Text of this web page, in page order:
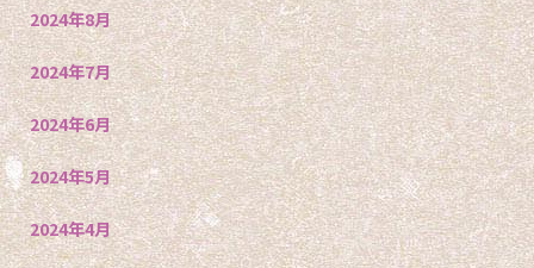
2024年8月
2024年7月
2024年6月
2024年5月
2024年4月